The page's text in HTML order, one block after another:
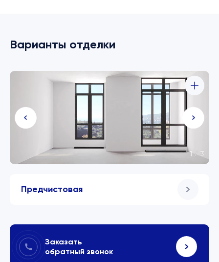
Варианты отделки
Предчистовая
1 /3
Заказать
обратный звонок